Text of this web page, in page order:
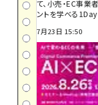
て、小売・EC事
ントを学べる1Day
7月23日 15:50